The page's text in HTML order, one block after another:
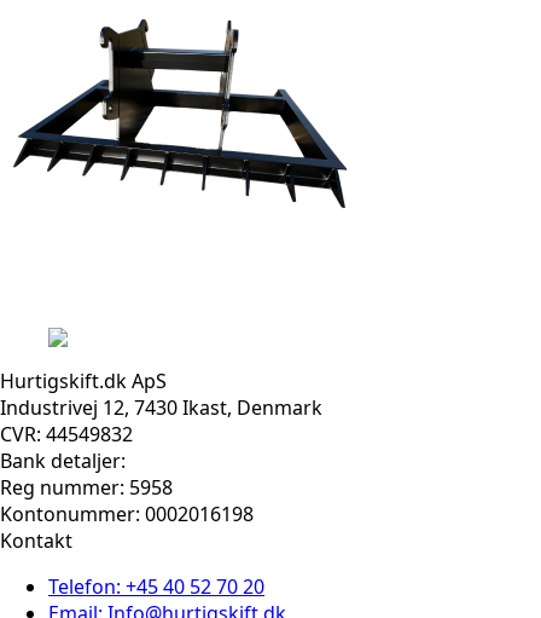
Hurtigskift.dk ApS
Industrivej 12, 7430 Ikast, Denmark
CVR: 44549832
Bank detaljer:
Reg nummer: 5958
Kontonummer: 0002016198
Kontakt
Telefon: +45 40 52 70 20